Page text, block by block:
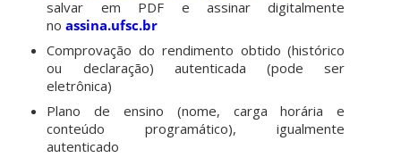
salvar em PDF e assinar digitalmente
noassina.ufsc.br
Comprovação do rendimento obtido (histórico
ou declaração) autenticada (pode ser
eletrônica)
Plano de ensino (nome, carga horária e
conteúdo programático), igualmente
autenticado